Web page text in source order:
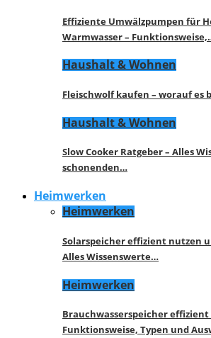
Effiziente Umwälzpumpen für
Warmwasser –
Haushalt & Wohnen
Fleischwolf kaufen – worauf es
Haushalt & Wohnen
Slow Cooker Ratgeber – Alles
schonenden…
Heimwerken
Heimwerken
Solarspeicher effizient nutzen
Alles Wissenswerte…
Heimwerken
Brauchwasserspeicher effizient
Funktionsweise, Typen und